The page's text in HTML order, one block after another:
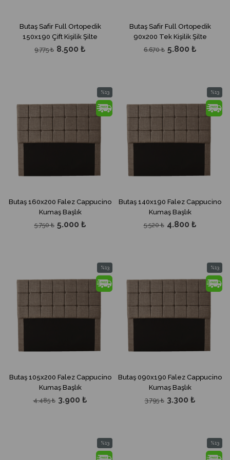
Butaş Safir Full Ortopedik
150x190 Çift Kişilik Şilte
8.500 ₺
9.775 ₺
Butaş Safir Full Ortopedik
90x200 Tek Kişilik Şilte
5.800 ₺
6.670 ₺
Butaş 160x200 Falez Cappucino
Kumaş Başlık
5.000 ₺
5.750 ₺
%13
İndirim
%13İndirim
Butaş 140x190 Falez Cappucino
Kumaş Başlık
4.800 ₺
5.520 ₺
%13
İndirim
Butaş 105x200 Falez Cappucino
Kumaş Başlık
3.900 ₺
4.485 ₺
%13
İndirim
%13İndirim
Butaş 090x190 Falez Cappucino
Kumaş Başlık
3.300 ₺
3.795 ₺
%13
İndirim
%13
İndirim
%13
İndirim